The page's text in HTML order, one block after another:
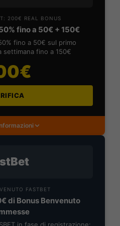
200€ REAL BONUS
fino a 50€ + 150€
fino a 50€ sul primo
settimana fino a 150€
FASTBET
di Bonus Benvenuto
in fase di registrazione: